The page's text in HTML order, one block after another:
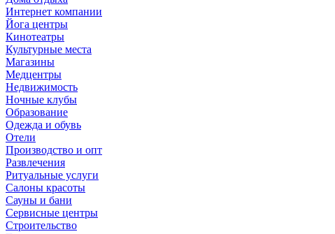
Интернет компании
Йога центры
Кинотеатры
Культурные места
Магазины
Медцентры
Недвижимость
Ночные клубы
Образование
Одежда и обувь
Отели
Производство и опт
Развлечения
Ритуальные услуги
Салоны красоты
Сауны и бани
Сервисные центры
Строительство